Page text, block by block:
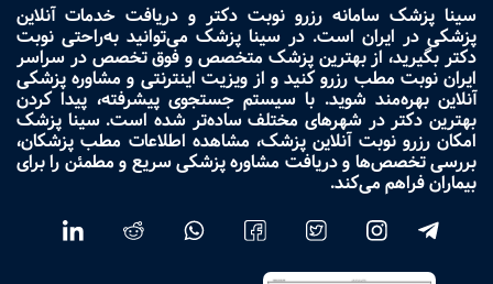
سینا پزشک سامانه رزرو نوبت دکتر و دریافت خدمات آنلاین
پزشکی در ایران است. در سینا پزشک می‌توانید به‌راحتی نوبت
دکتر بگیرید، از بهترین پزشک متخصص و فوق تخصص در سراسر
ایران نوبت مطب رزرو کنید و از ویزیت اینترنتی و مشاوره پزشکی
آنلاین بهره‌مند شوید. با سیستم جستجوی پیشرفته، پیدا کردن
بهترین دکتر در شهرهای مختلف ساده‌تر شده است. سینا پزشک
امکان رزرو نوبت آنلاین پزشک، مشاهده اطلاعات مطب پزشکان،
بررسی تخصص‌ها و دریافت مشاوره پزشکی سریع و مطمئن را برای
بیماران فراهم می‌کند.